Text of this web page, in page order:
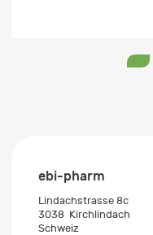
ebi-pharm
Lindachstrasse 8c
3038 Kirchlindach
Schweiz